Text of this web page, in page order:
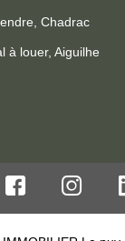
Chadrac
à louer, Aiguilhe